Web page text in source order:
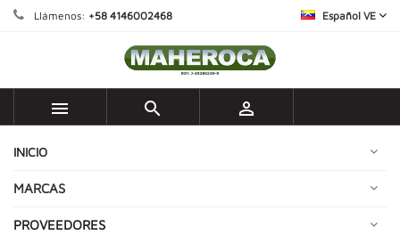
Llámenos: +58 4146002468 Español VE
  
INICIO
MARCAS
PROVEEDORES